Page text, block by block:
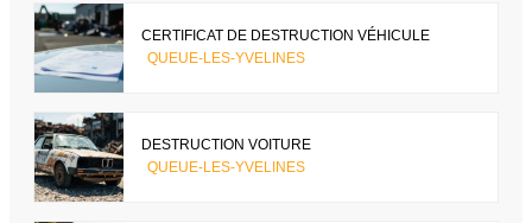
CERTIFICAT DE DESTRUCTION VÉHICULE
QUEUE-LES-YVELINES
DESTRUCTION VOITURE
QUEUE-LES-YVELINES